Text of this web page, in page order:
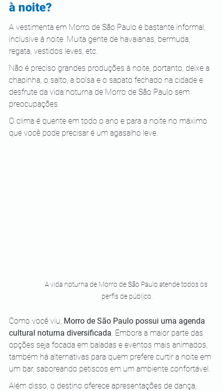
à noite?
A vestimenta em Morro de São Paulo é bastante informal,
inclusive à noite. Muita gente de havaianas, bermuda,
regata, vestidos leves, etc.
Não é preciso grandes produções à noite, portanto, deixe a
chapinha, o salto, a bolsa e o sapato fechado na cidade e
desfrute da vida noturna de Morro de São Paulo sem
preocupações.
O clima é quente em todo o ano e para a noite no máximo
que você pode precisar é um agasalho leve.
A vida noturna de Morro de São Paulo atende todos os
perfis de público.
Como você viu, Morro de São Paulo possui uma agenda
cultural noturna diversificada . Embora a maior parte das
opções seja focada em baladas e eventos mais animados,
também há alternativas para quem prefere curtir a noite em
um bar, saboreando petiscos em um ambiente confortável.
Além disso, o destino oferece apresentações de dança,